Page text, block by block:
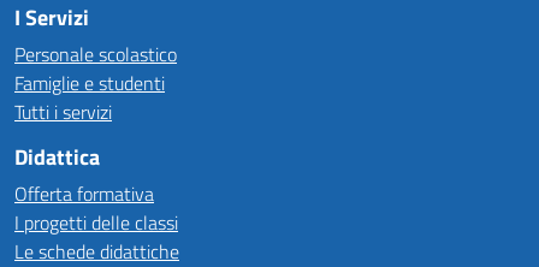
I Servizi
Personale scolastico
Famiglie e studenti
Tutti i servizi
Didattica
Offerta formativa
I progetti delle classi
Le schede didattiche